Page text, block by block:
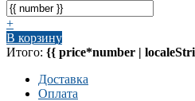
+
В корзину
Итого: {{ price*number |
Доставка
Оплата